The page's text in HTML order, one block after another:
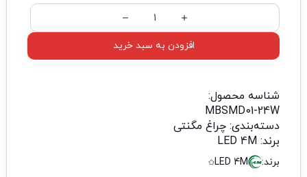
افزودن به سبد خرید
شناسه محصول:
MBSMD01-24W
دسته‌بندی: چراغ مگنتی
برند: LED 4M
برند: LED 4M